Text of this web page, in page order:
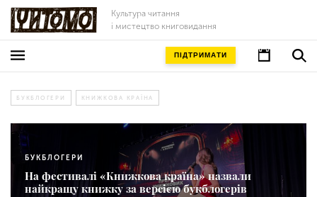
Культура читання
і мистецтво книговидання
ПІДТРИМАТИ
БУКБЛОГЕРИ КНИЖКОВА КРАЇНА
БУКБЛОГЕРИ
На фестивалі «Книжкова країна» назвали
найкращу книжку за версією букблогерів